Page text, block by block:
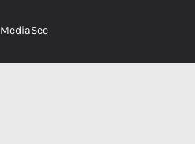
MediaSee